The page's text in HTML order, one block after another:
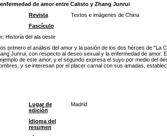
de amor entre Calisto y Zhang Junrui
Revista Textos e imágenes de China
Fascículo
; Historia del ala oeste
primero el análisis del amor y la pasión de los dos héroes de
Junrui, con respecto al deseo sexual y la enfermedad de
de este amor, y el segundo expresa el suyo por medio del
y se interesan por el placer carnal con sus amadas,
Lugar de
edición
Madrid
Idioma del
resumen